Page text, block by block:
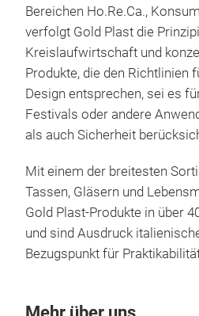
Bereichen Ho.Re.Ca.,
verfolgt Gold Plast die
Kreislaufwirtschaft und
Produkte, die den Richtlinien
Design entsprechen, sei es
Festivals oder andere
als auch Sicherheit
Mit einem der breitesten
Tassen, Gläsern und
Gold Plast-Produkte in über
und sind Ausdruck
Bezugspunkt für